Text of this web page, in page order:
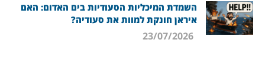
השמדת המיכליות הסעודיות בים האדום: האם
איראן חונקת למוות את סעודיה?